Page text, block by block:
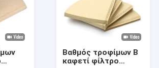
Βαθμός τροφίμων Β
καφετί φίλτρο